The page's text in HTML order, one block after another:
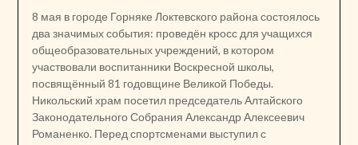
8 мая в городе Горняке Локтевского района состоялось
два значимых события: проведён кросс для учащихся
общеобразовательных учреждений, в котором
участвовали воспитанники Воскресной школы,
посвящённый 81 годовщине Великой Победы.
Никольский храм посетил председатель Алтайского
Законодательного Собрания Александр Алексеевич
Романенко. Перед спортсменами выступил с